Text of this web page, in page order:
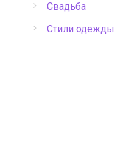
Свадьба
Стили одежды